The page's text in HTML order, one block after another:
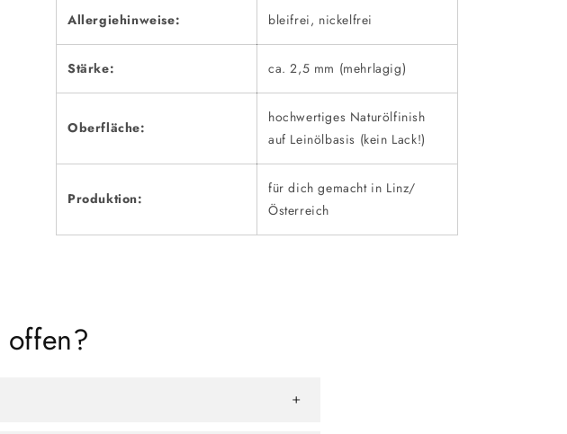
Allergiehinweise: bleifrei, nickelfrei
Stärke: ca. 2,5 mm (mehrlagig)
Oberfläche:
hochwertiges Naturölfinish
auf Leinölbasis (kein Lack!)
Produktion:
für dich gemacht in Linz/
Österreich